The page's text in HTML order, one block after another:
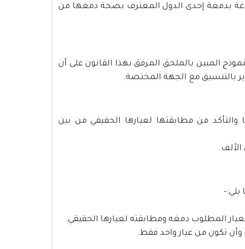
أو كانت مدموغة بدمغة إحدى الدول المعترف بصحة دمغها من
المبين بالملحق المرفق بهذا القانون على أن
بالتنسيق مع الجهة المختصة.
من مطابقتها لعيارها الحقيقي من بين
الألف.